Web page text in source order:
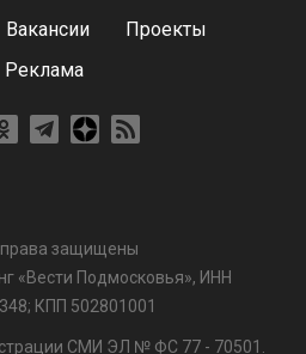
Вакансии
Проекты
Реклама
защищены
«Вести Подмосковья», ИНН
КПП 502801001
СМИ ЭЛ № ФС 77 - 70501.